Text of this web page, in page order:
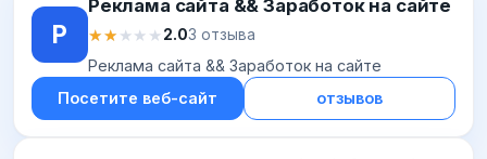
Р
Реклама сайта && Заработок на сайте
★★★★★
★★★★★2.03 отзыва
Реклама сайта && Заработок на сайте
Посетите веб-сайт
отзывов